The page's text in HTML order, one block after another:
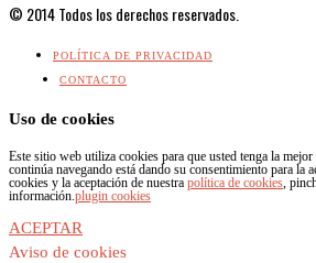
© 2014 Todos los derechos reservados.
POLÍTICA DE PRIVACIDAD
CONTACTO
Uso de cookies
Este sitio web utiliza cookies para que usted tenga la
continúa navegando está dando su consentimiento para la
cookies y la aceptación de nuestra política de cookies,
información.plugin cookies
ACEPTAR
Aviso de cookies